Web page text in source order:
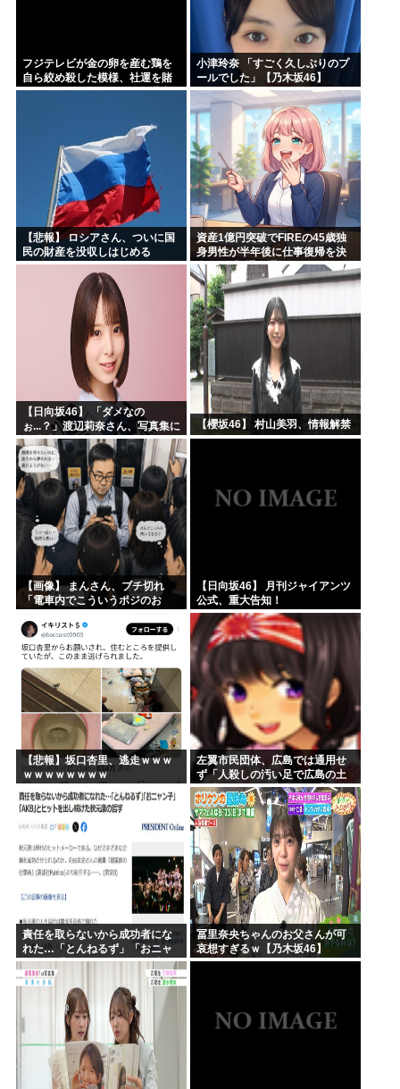
フジテレビが金の卵を産む鶏を
自ら絞め殺した模様、社運を賭
けたドル箱コンテンツが御蔵入
小津玲奈 「すごく久しぶりのプ
ールでした」【乃木坂46】
【悲報】 ロシアさん、ついに国
民の財産を没収しはじめる
資産1億円突破でFIREの45歳独
身男性が半年後に仕事復帰を決
意した「1通の通知」
【日向坂46】 「ダメなの
ぉ...？」渡辺莉奈さん、写真集に
興味津々
【櫻坂46】 村山美羽、情報解禁
【画像】 まんさん、ブチ切れ
「電車内でこういうポジのお
【日向坂46】 月刊ジャイアンツ
公式、重大告知！
【悲報】坂口杏里、逃走ｗｗｗ
ｗｗｗｗｗｗｗｗ
左翼市民団体、広島では通用せ
ず「人殺しの汚い足で広島の土
を踏むな！」→広島県民「お前
らの方が汚いんじゃ！」「ワシ
らが広島県民じゃ」
責任を取らないから成功者にな
れた…「とんねるず」「おニャ
ン子」「AKB」とヒットを出し
続けた秋元康の哲学！！！
冨里奈央ちゃんのお父さんが可
哀想すぎるｗ【乃木坂46】